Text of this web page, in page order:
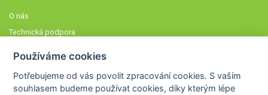
O nás
Technická podpora
Členové STOBklubu
Používáme cookies
Potřebujeme od vás povolit zpracování cookies. S vaším
souhlasem budeme používat cookies, díky kterým lépe